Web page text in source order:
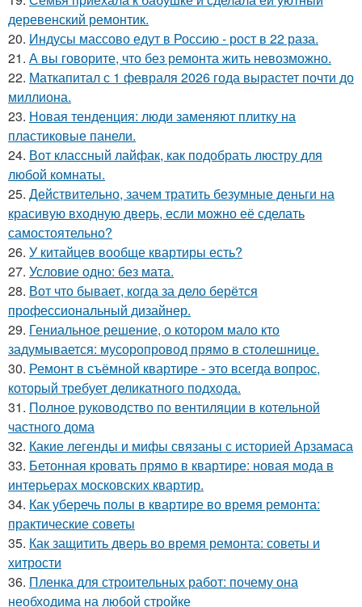
деревенский ремонтик.
20. Индусы массово едут в Россию - рост в 22 раза.
21. А вы говорите, что без ремонта жить невозможно.
22. Маткапитал с 1 февраля 2026 года вырастет почти до
миллиона.
23. Новая тенденция: люди заменяют плитку на
пластиковые панели.
24. Вот классный лайфак, как подобрать люстру для
любой комнаты.
25. Действительно, зачем тратить безумные деньги на
красивую входную дверь, если можно её сделать
самостоятельно?
26. У китайцев вообще квартиры есть?
27. Условие одно: без мата.
28. Вот что бывает, когда за дело берётся
профессиональный дизайнер.
29. Гениальное решение, о котором мало кто
задумывается: мусоропровод прямо в столешнице.
30. Ремонт в съёмной квартире - это всегда вопрос,
который требует деликатного подхода.
31. Полное руководство по вентиляции в котельной
частного дома
32. Какие легенды и мифы связаны с историей Арзамаса
33. Бетонная кровать прямо в квартире: новая мода в
интерьерах московских квартир.
34. Как уберечь полы в квартире во время ремонта:
практические советы
35. Как защитить дверь во время ремонта: советы и
хитрости
36. Пленка для строительных работ: почему она
необходима на любой стройке